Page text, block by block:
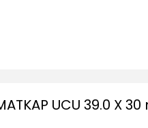
UCU 39.0 X